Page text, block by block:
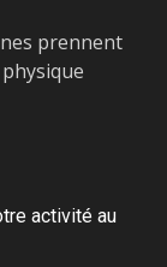
prennent
activité au